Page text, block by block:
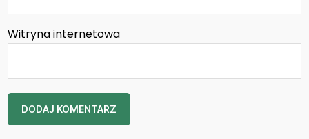
Witryna internetowa